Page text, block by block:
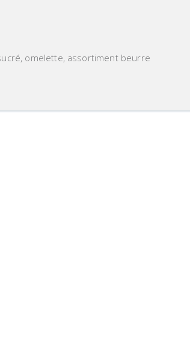
omelette, assortiment beurre